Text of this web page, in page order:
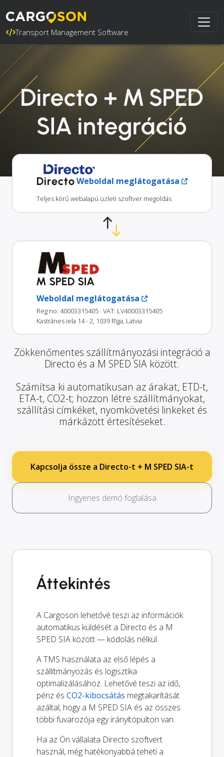
Transport Management Software
Directo + M SPED
SIA integráció
DirectoWeboldal meglátogatása
Teljes körű webalapú üzleti szoftver megoldás
M SPED SIA
Weboldal meglátogatása
Reg no: 40003315405 · VAT: LV40003315405
Kastrānes iela 14 - 2, 1039 Rīga, Latvia
Zökkenőmentes szállítmányozási integráció a
Directo és a M SPED SIA között.
Számítsa ki automatikusan az árakat, ETD-t,
ETA-t, CO2-t; hozzon létre szállítmányokat,
szállítási címkéket, nyomkövetési linkeket és
márkázott értesítéseket.
Kapcsolja össze a Directo-t + M SPED SIA-t
Ingyenes demó foglalása
Áttekintés
A Cargoson lehetővé teszi az információk
automatikus küldését a Directo és a M
SPED SIA között — kódolás nélkül.
A TMS használata az első lépés a
szállítmányozás és logisztika
optimalizálásához. Lehetővé teszi az idő,
pénz és CO2-kibocsátás megtakarítását
azáltal, hogy a M SPED SIA és az összes
többi fuvarozója egy irányítópulton van.
Ha az Ön vállalata Directo szoftvert
használ, még hatékonyabbá teheti a